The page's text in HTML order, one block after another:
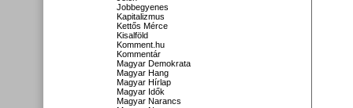
Jobbegyenes
Kapitalizmus
Kettős Mérce
Kisalföld
Komment.hu
Kommentár
Magyar Demokrata
Magyar Hang
Magyar Hírlap
Magyar Idők
Magyar Narancs